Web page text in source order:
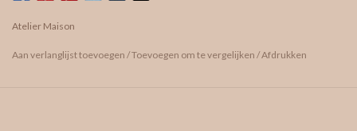
edelsteen wordt de asse geplaatst.
De breedte van de ringband is ±1,8mm.
Tijdens onze
afspraak kan de asse overhandigd worden.
Atelier Maison
Aan verlanglijst toevoegen /Toevoegen om te vergelijken /Afdrukken